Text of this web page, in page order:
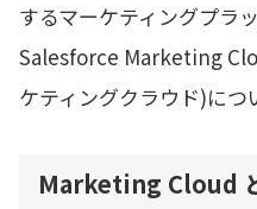
するマーケティングプラ
Salesforce Marketing
ケティングクラウド)につ
Marketing Cloud